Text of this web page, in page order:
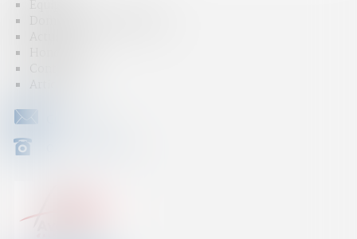
Articles